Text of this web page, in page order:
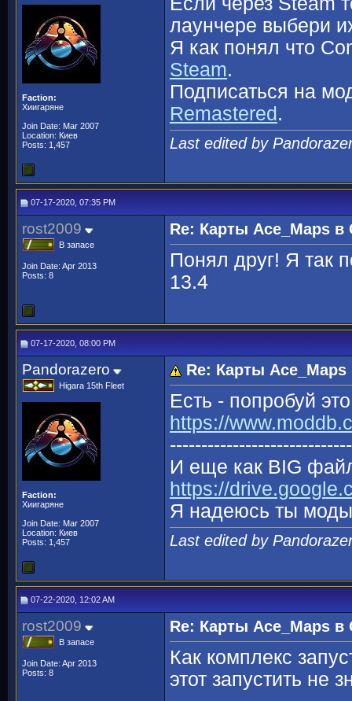
Faction:
Хиигаряне
Join Date: Mar 2007
Location: Киев
Posts: 1,457
лаунчере выбери
Я как понял что
Steam.
Подписаться на
Remastered .
Last edited by
07-17-2020, 07:35 PM
rost2009
В запасе
Join Date: Apr 2013
Posts: 8
Re: Карты Ace_Maps в
Понял друг! Я так
13.4
07-17-2020, 08:00 PM
Pandorazero
Higara 15th Fleet
Faction:
Хиигаряне
Join Date: Mar 2007
Location: Киев
Posts: 1,457
Re: Карты Ace_Maps
Есть - попробуй
https://
И еще как BIG
https://
Я надеюсь ты
Last edited by
07-22-2020, 12:02 AM
rost2009
В запасе
Join Date: Apr 2013
Posts: 8
Re: Карты Ace_Maps в
Как комплекс
этот запустить не